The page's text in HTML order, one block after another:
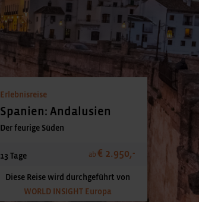
Erlebnisreise
Spanien: Andalusien
Der feurige Süden
13 Tage ab € 2.950,-
Diese Reise wird durchgeführt von
WORLD INSIGHT Europa